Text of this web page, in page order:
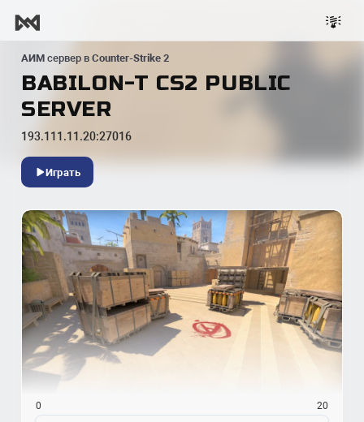
АИМ сервер в Counter-Strike 2
BABILON-T CS2 PUBLIC
SERVER
193.111.11.20:27016
Играть
0 20